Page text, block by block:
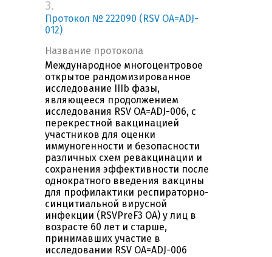
3.
Протокол № 222090 (RSV OA=ADJ-
012)
Название протокола
Международное многоцентровое
открытое рандомизированное
исследование IIIb фазы,
являющееся продолжением
исследования RSV OA=ADJ-006, с
перекрестной вакцинацией
участников для оценки
иммуногенности и безопасности
различных схем ревакцинации и
сохранения эффективности после
однократного введения вакцины
для профилактики респираторно-
синцитиальной вирусной
инфекции (RSVPreF3 OA) у лиц в
возрасте 60 лет и старше,
принимавших участие в
исследовании RSV OA=ADJ-006